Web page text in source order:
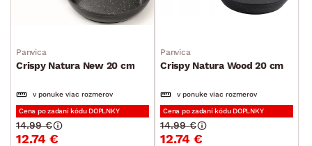
Panvica
Crispy Natura New 20 cm
v ponuke viac rozmerov
Cena po zadaní kódu DOPLNKY
12.74 €
14.99 €
Panvica
Crispy Natura Wood 20 cm
v ponuke viac rozmerov
Cena po zadaní kódu DOPLNKY
12.74 €
14.99 €